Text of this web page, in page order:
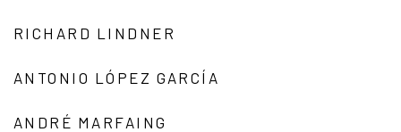
RICHARD LINDNER
ANTONIO LÓPEZ GARCÍA
ANDRÉ MARFAING